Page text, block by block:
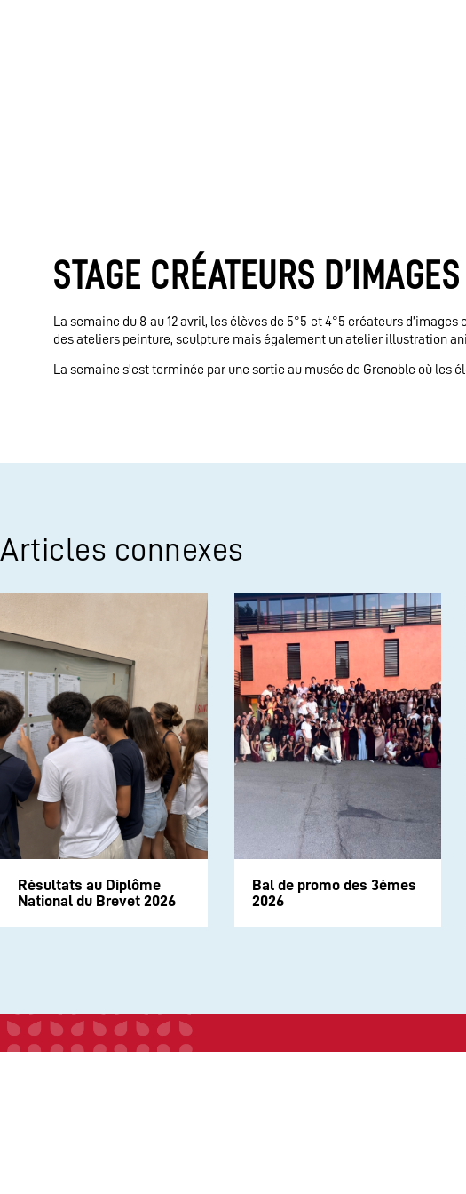
STAGE CRÉATEURS
La semaine du 8 au 12 avril, les élèves de 5°5 et 4°5 créateurs
des ateliers peinture, sculpture mais également un atelier illustration
La semaine s’est terminée par une sortie au musée de Grenoble où
Articles connexes
Résultats au Diplôme
National du Brevet 2026
Bal de promo des 3èmes
2026